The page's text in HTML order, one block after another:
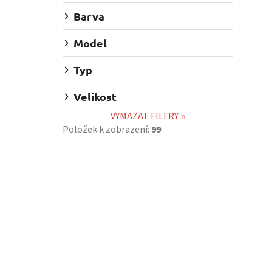
Barva
Model
Typ
Velikost
VYMAZAT FILTRY
Položek k zobrazení: 99